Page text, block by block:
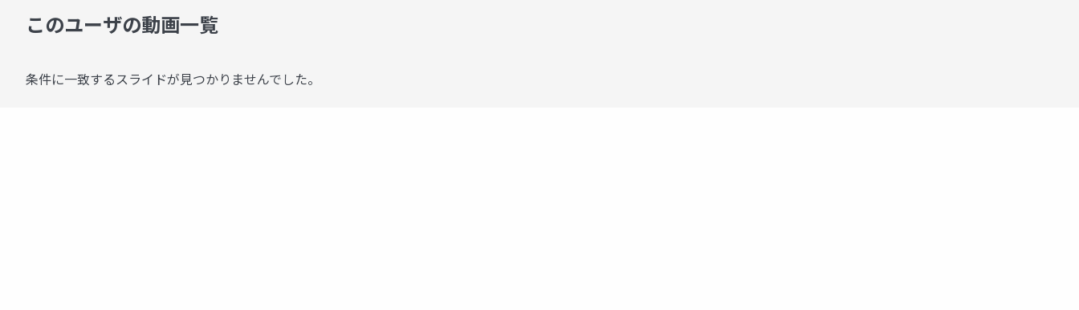
このユーザの動画一覧
条件に一致するスライドが見つかりませんでした。